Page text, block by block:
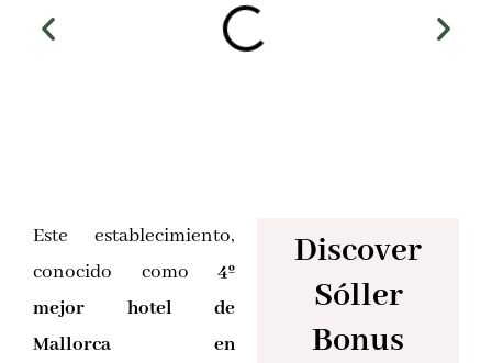
Este establecimiento,
conocido como 4º
mejor hotel de
Mallorca en
Discover
Sóller
Bonus